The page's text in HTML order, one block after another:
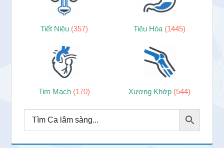
Tiết Niệu (357) Tiêu Hóa (1445)
Tim Mạch (170) Xương Khớp (544)